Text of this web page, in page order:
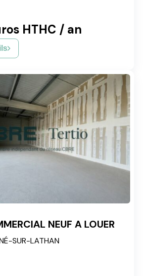
HTHC / an
NEUF A LOUER
SUR-LATHAN